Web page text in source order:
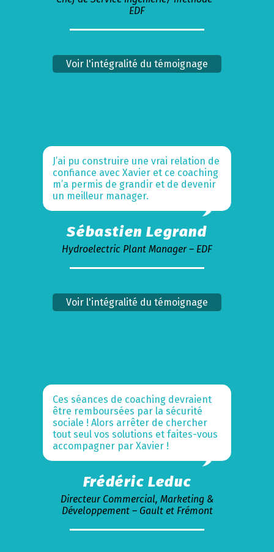
EDF
Voir l'intégralité du témoignage
J’ai pu construire une vrai relation de
confiance avec Xavier et ce coaching
m’a permis de grandir et de devenir
un meilleur manager.
Sébastien Legrand
Hydroelectric Plant Manager – EDF
Voir l'intégralité du témoignage
Ces séances de coaching devraient
être remboursées par la sécurité
sociale ! Alors arrêter de chercher
tout seul vos solutions et faites-vous
accompagner par Xavier !
Frédéric Leduc
Directeur Commercial, Marketing &
Développement – Gault et Frémont